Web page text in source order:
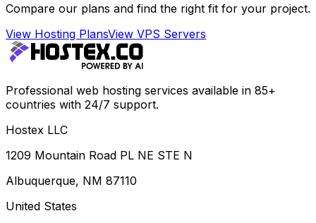
Compare our plans and find the right fit for your project.
View Hosting PlansView VPS Servers
Professional web hosting services available in 85+
countries with 24/7 support.
Hostex LLC
1209 Mountain Road PL NE STE N
Albuquerque, NM 87110
United States